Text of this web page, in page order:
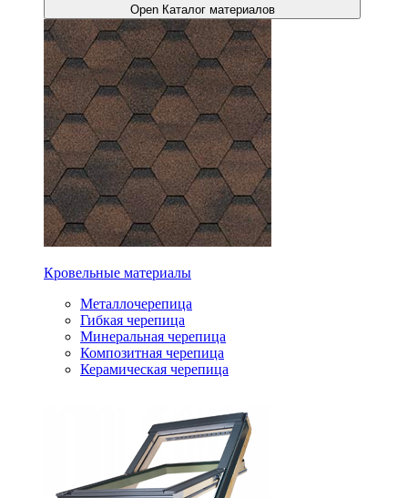
Open Каталог материалов
Кровельные материалы
Металлочерепица
Гибкая черепица
Минеральная черепица
Композитная черепица
Керамическая черепица